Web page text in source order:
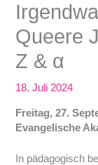
Queere
Z & α
18. Juli 2024
Freitag, 27.
Evangelische
In pädagogisch